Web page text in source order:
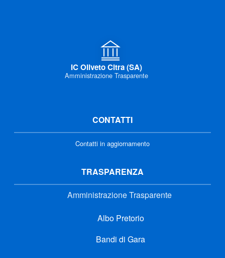
IC Oliveto Citra (SA)
Amministrazione Trasparente
CONTATTI
Contatti in aggiornamento
TRASPARENZA
Amministrazione Trasparente
Albo Pretorio
Bandi di Gara